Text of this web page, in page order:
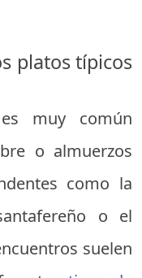
platos típicos
muy común
o almuerzos
como la
o el
suelen